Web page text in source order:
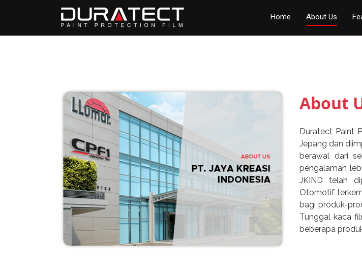
Home About Us
About
Duratect Paint
Jepang dan
berawal dari
pengalaman
JKIND telah
Otomotif
bagi produk-
Tunggal kaca
beberapa